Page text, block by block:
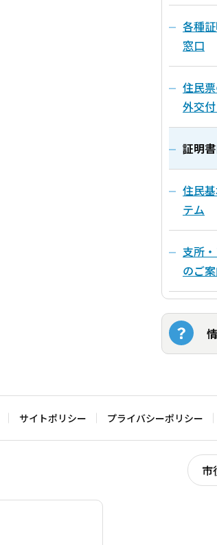
各種
窓口
住民
外交
証明
住民
テム
支所
のご
サイトポリシー プライバシーポリシー
市